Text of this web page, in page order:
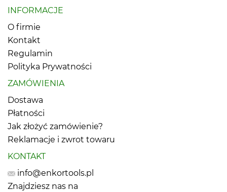
INFORMACJE
O firmie
Kontakt
Regulamin
Polityka Prywatności
ZAMÓWIENIA
Dostawa
Płatności
Jak złożyć zamówienie?
Reklamacje i zwrot towaru
KONTAKT
info@enkortools.pl
Znajdziesz nas na